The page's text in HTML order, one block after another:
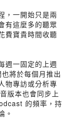
，一開始只是兩
有這麼多的聽眾
費寶貴時間收聽
週一固定的上週
將於每個月推出
物專訪或分析專
版本也會同步上
的頻率，持
。